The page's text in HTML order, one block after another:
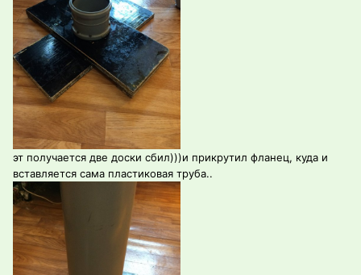
эт получается две доски сбил)))и прикрутил фланец, куда и
вставляется сама пластиковая труба..